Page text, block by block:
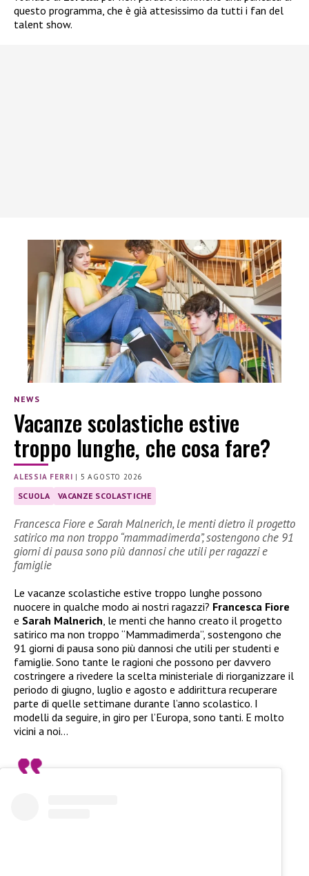
questo programma, che è già attesissimo da tutti i fan del
talent show.
NEWS
Vacanze scolastiche estive
troppo lunghe, che cosa fare?
ALESSIA FERRI | 5 AGOSTO 2026
SCUOLA VACANZE SCOLASTICHE
Francesca Fiore e Sarah Malnerich, le menti dietro il progetto
satirico ma non troppo “mammadimerda”, sostengono che 91
giorni di pausa sono più dannosi che utili per ragazzi e
famiglie
Le vacanze scolastiche estive troppo lunghe possono
nuocere in qualche modo ai nostri ragazzi? Francesca Fiore
e Sarah Malnerich, le menti che hanno creato il progetto
satirico ma non troppo “Mammadimerda”, sostengono che
91 giorni di pausa sono più dannosi che utili per studenti e
famiglie. Sono tante le ragioni che possono per davvero
costringere a rivedere la scelta ministeriale di riorganizzare il
periodo di giugno, luglio e agosto e addirittura recuperare
parte di quelle settimane durante l’anno scolastico. I
modelli da seguire, in giro per l’Europa, sono tanti. E molto
vicini a noi…